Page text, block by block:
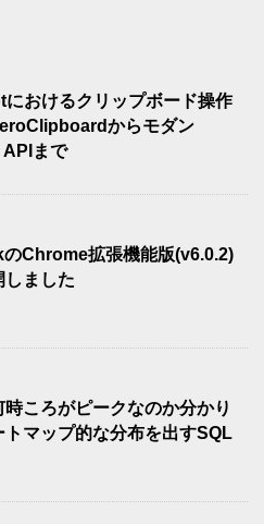
おけるクリップボード操作
からモダン
まで
Chrome拡張機能版(v6.0.2)
しました
ころがピークなのか分かり
トマップ的な分布を出すSQL